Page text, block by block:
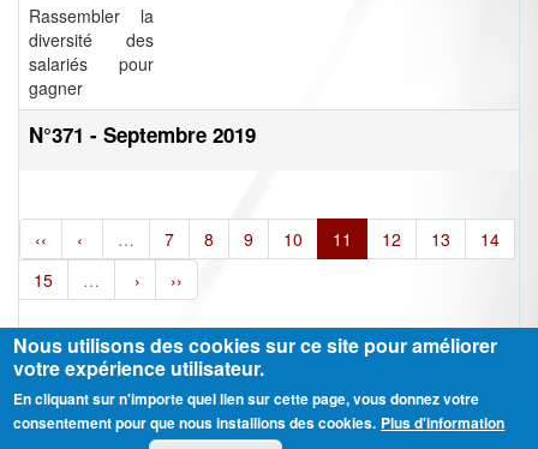
Rassembler la
diversité des
salariés pour
gagner
N°371 - Septembre 2019
‹‹ ‹ … 7 8 9 10 11 12 13
14
15
… › ››
Ⓒ CGT Fédération THCB - Tous les droits réservés - Mentions légales
Nous utilisons des cookies sur ce site pour améliorer
votre expérience utilisateur.
En cliquant sur n'importe quel lien sur cette page, vous donnez votre
consentement pour que nous installions des cookies. Plus d'information